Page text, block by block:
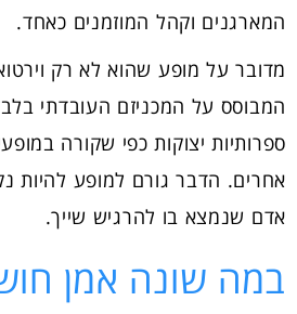
המארגנים וקהל המוזמנים כאחד.
מדובר על מופע שהוא לא רק
המבוסס על המכניזם העובדתי
ספרותיות יצוקות כפי שקורה
אחרים. הדבר גורם למופע להיות
אדם שנמצא בו להרגיש שייך.
במה שונה אמן